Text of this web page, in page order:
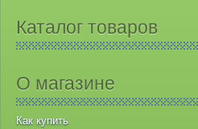
Каталог товаров
О магазине
Как купить